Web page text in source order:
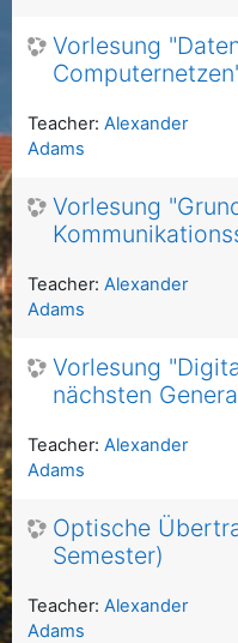
Vorlesung
Teacher: Alexander
Adams
Vorlesung
Teacher: Alexander
Adams
Vorlesung
nächsten
Teacher: Alexander
Adams
Optische
Semester)
Teacher: Alexander
Adams